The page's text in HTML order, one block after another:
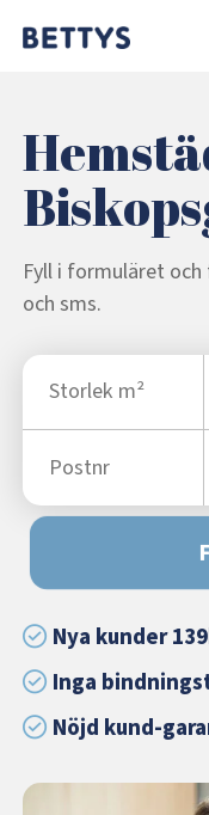
Fyll i formuläret
och sms.
Nya kunder
Inga
Nöjd kund-